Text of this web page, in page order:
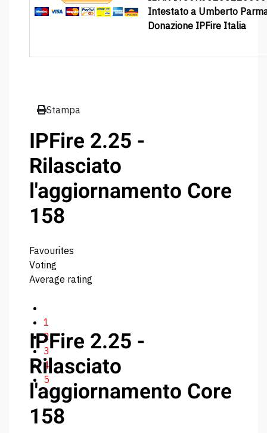
Intestato a Umberto
Donazione IPFire Italia
Stampa
IPFire 2.25 -
Rilasciato
l'aggiornamento Core
158
Favourites
Voting
Average rating
1
2
3
4
5
IPFire 2.25 -
Rilasciato
l'aggiornamento Core
158